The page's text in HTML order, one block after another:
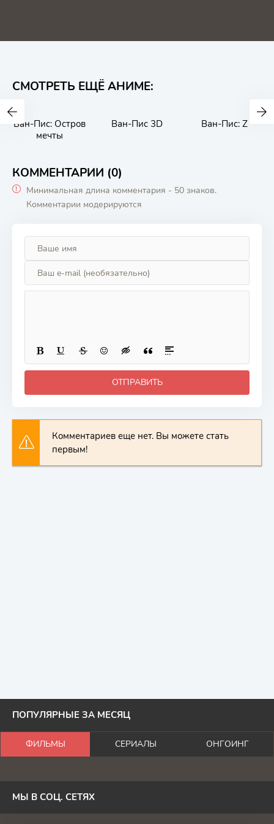
СМОТРЕТЬ ЕЩЁ АНИМЕ:
Ван-Пис: Остров
мечты
Ван-Пис 3D Ван-Пис: Z
КОММЕНТАРИИ (0)
Минимальная длина комментария - 50 знаков.
Комментарии модерируются
ОТПРАВИТЬ
Комментариев еще нет. Вы можете стать
первым!
ПОПУЛЯРНЫЕ ЗА МЕСЯЦ
ФИЛЬМЫ СЕРИАЛЫ ОНГОИНГ
МЫ В СОЦ. СЕТЯХ